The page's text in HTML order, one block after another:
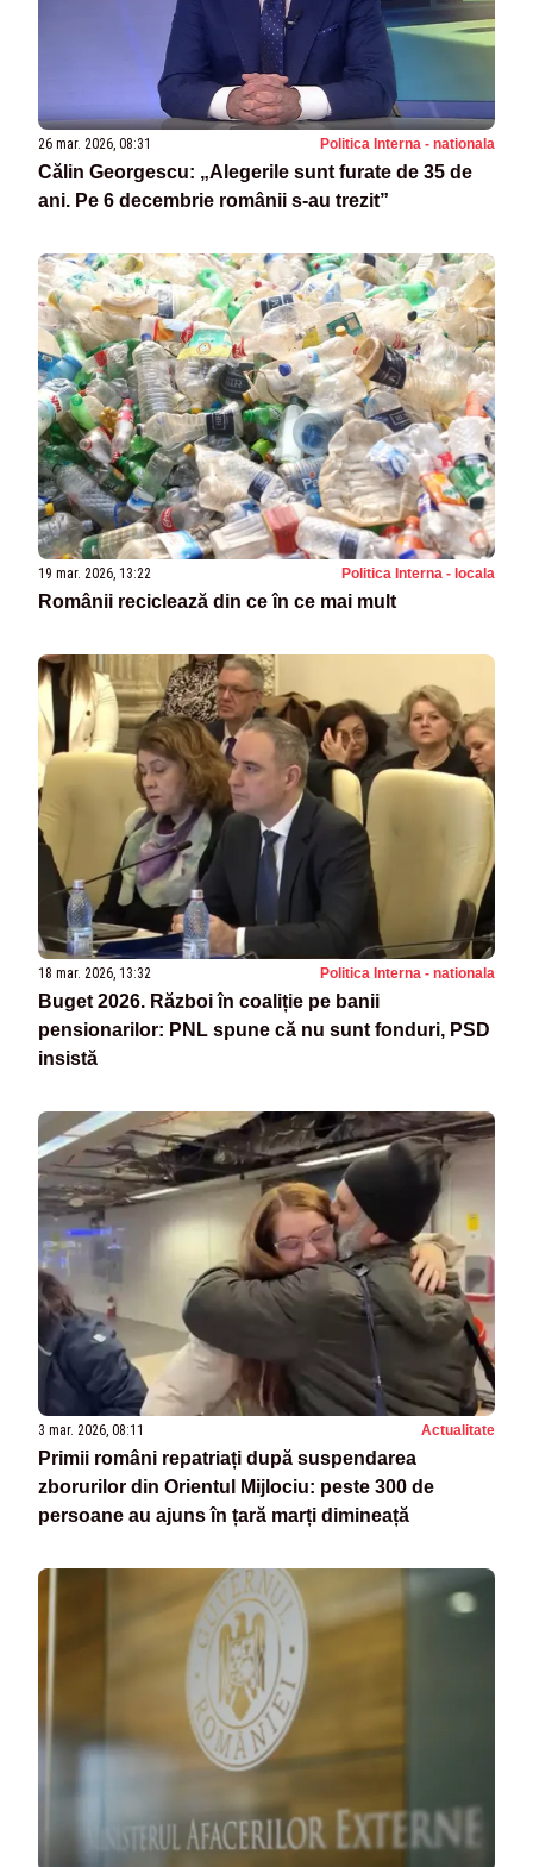
26 mar. 2026, 08:31 Politica Interna - nationala
Călin Georgescu: „Alegerile sunt furate de 35 de
ani. Pe 6 decembrie românii s-au trezit”
19 mar. 2026, 13:22 Politica Interna - locala
Românii reciclează din ce în ce mai mult
18 mar. 2026, 13:32 Politica Interna - nationala
Buget 2026. Război în coaliție pe banii
pensionarilor: PNL spune că nu sunt fonduri, PSD
insistă
3 mar. 2026, 08:11 Actualitate
Primii români repatriați după suspendarea
zborurilor din Orientul Mijlociu: peste 300 de
persoane au ajuns în țară marți dimineață